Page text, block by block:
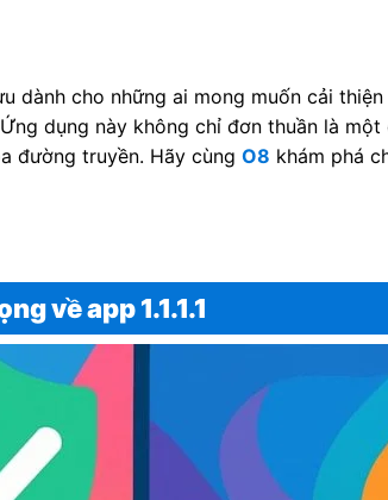
dành cho những ai mong muốn cải
dụng này không chỉ đơn thuần là
đường truyền. Hãy cùng O8 khám phá
về app 1.1.1.1